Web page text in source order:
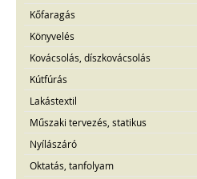
Kőfaragás
Könyvelés
Kovácsolás, díszkovácsolás
Kútfúrás
Lakástextil
Műszaki tervezés, statikus
Nyílászáró
Oktatás, tanfolyam